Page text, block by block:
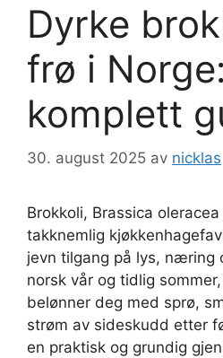
Dyrke
frø i Norge:
komplett
30. august 2025 av nicklas
Brokkoli, Brassica
takknemlig
jevn tilgang på lys, næring
norsk vår og tidlig
belønner deg med sprø,
strøm av sideskudd etter
en praktisk og grundig